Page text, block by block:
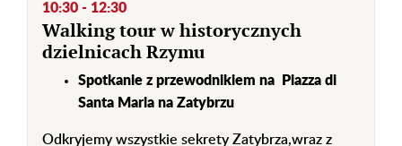
10:30 - 12:30
Walking tour w historycznych
dzielnicach Rzymu
Spotkanie z przewodnikiem na Piazza di
Santa Maria na Zatybrzu
Odkryjemy wszystkie sekrety Zatybrza,wraz z